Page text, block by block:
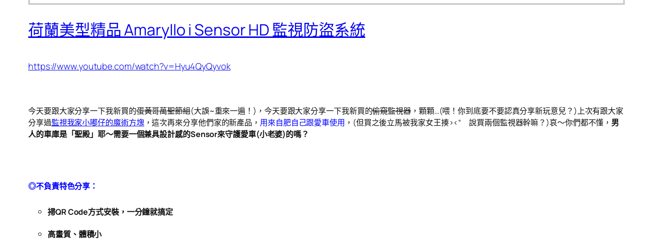
荷蘭美型精品 Amaryllo i Sensor HD 監視防盜系統
https://www.youtube.com/watch?v=Hyu4QyQyvok
今天要跟大家分享一下我新買的蛋黃哥萬聖節組(大誤~重來一遍！)，今天要跟大家分享一下我新買的偷窺監視器，顆顆…(喂！你到底要不要認真分享新玩意兒？)上次有跟大家
分享過監視我家小嘟仔的魔術方塊，這次再來分享他們家的新產品， 用來自肥自己跟愛車使用 ，(但買之後立馬被我家女王揍><“ 說買兩個監視器幹嘛？)哀～你們都不懂， 男
人的車庫是「聖殿」耶～需要一個兼具設計感的Sensor來守護愛車(小老婆)的嗎？
◎不負責特色分享：
掃QR Code方式安裝，一分鐘就搞定
高畫質、體積小